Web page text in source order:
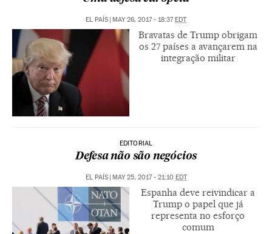
EL PAÍS | MAY 26, 2017 - 18:37EDT
Bravatas de Trump obrigam
os 27 países a avançarem na
integração militar
EDITORIAL
Defesa não são negócios
EL PAÍS MAY 25, 2017 - 21:10 EDT
Espanha deve reivindicar a
Trump o papel que já
representa no esforço
comum